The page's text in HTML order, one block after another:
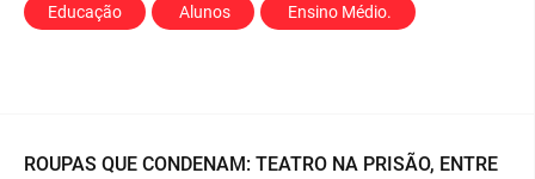
Educação Alunos Ensino Médio.
ROUPAS QUE CONDENAM: TEATRO NA PRISÃO, ENTRE